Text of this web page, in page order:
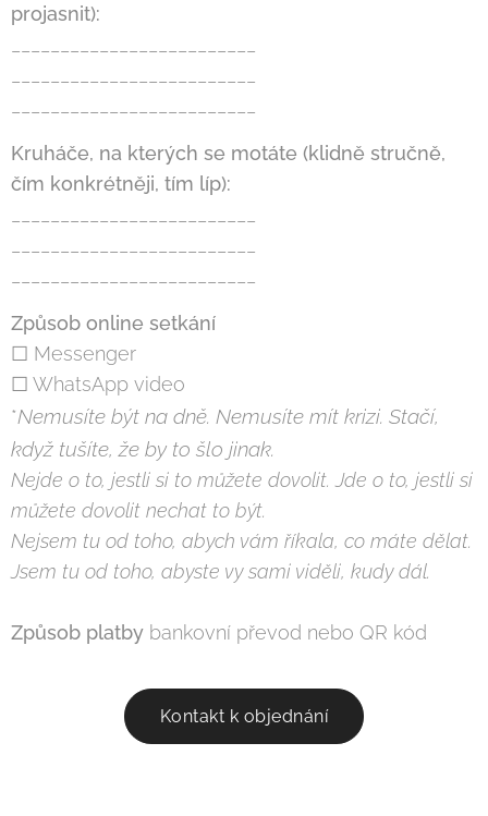
projasnit):
Kruháče, na kterých se motáte (klidně stručně,
čím konkrétněji, tím líp):
Způsob online setkání
☐ Messenger
☐ WhatsApp video
*Nemusíte být na dně. Nemusíte mít krizi. Stačí,
když tušíte, že by to šlo jinak.
Nejde o to, jestli si to můžete dovolit. Jde o to, jestli si
můžete dovolit nechat to být.
Nejsem tu od toho, abych vám říkala, co máte dělat.
Jsem tu od toho, abyste vy sami viděli, kudy dál.
Způsob platby bankovní převod nebo QR kód
Kontakt k objednání